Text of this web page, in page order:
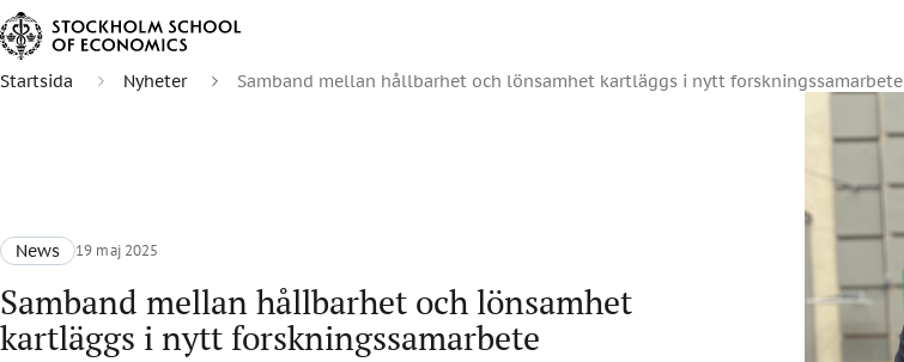
Startsida Nyheter Samband mellan hållbarhet och lönsamhet kartläggs i nytt forskningssamarbete
News 19 maj 2025
Samband mellan hållbarhet och lönsamhet
kartläggs i nytt forskningssamarbete